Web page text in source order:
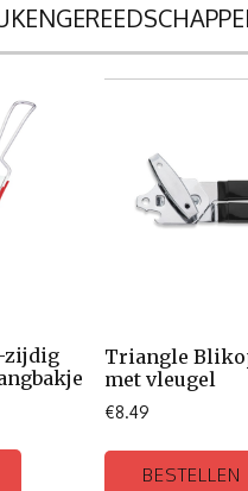
zijdig
Triangle
met vleugel
€8.49
BESTELLEN